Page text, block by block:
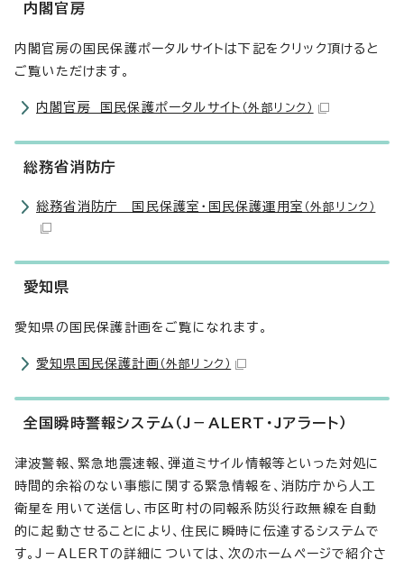
内閣官房
内閣官房の国民保護ポータルサイトは下記をクリック頂けると
ご覧いただけます。
内閣官房 国民保護ポータルサイト （外部リンク）
総務省消防庁
総務省消防庁 国民保護室・国民保護運用室 （外部リンク）
愛知県
愛知県の国民保護計画をご覧になれます。
愛知県国民保護計画 （外部リンク）
全国瞬時警報システム（J－ALERT・Jアラート）
津波警報、緊急地震速報、弾道ミサイル情報等といった対処に
時間的余裕のない事態に関する緊急情報を、消防庁から人工
衛星を用いて送信し、市区町村の同報系防災行政無線を自動
的に起動させることにより、住民に瞬時に伝達するシステムで
す。J－ALERTの詳細については、次のホームページで紹介さ